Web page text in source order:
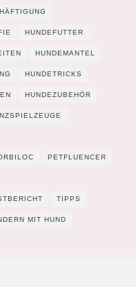
HUNDEFUTTER
HUNDEMANTEL
HUNDETRICKS
HUNDEZUBEHÖR
PETFLUENCER
TIPPS
MIT HUND